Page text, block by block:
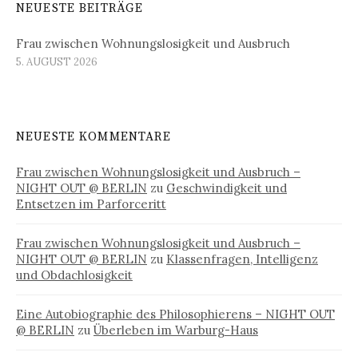
NEUESTE BEITRÄGE
Frau zwischen Wohnungslosigkeit und Ausbruch
5. AUGUST 2026
NEUESTE KOMMENTARE
Frau zwischen Wohnungslosigkeit und Ausbruch –
NIGHT OUT @ BERLIN zu Geschwindigkeit und
Entsetzen im Parforceritt
Frau zwischen Wohnungslosigkeit und Ausbruch –
NIGHT OUT @ BERLIN zu Klassenfragen, Intelligenz
und Obdachlosigkeit
Eine Autobiographie des Philosophierens – NIGHT OUT
@ BERLIN zu Überleben im Warburg-Haus